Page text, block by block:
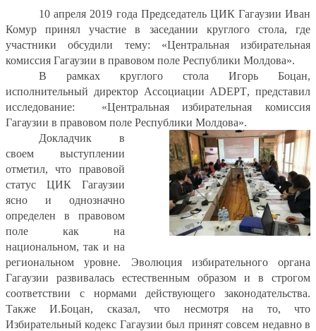
10 апреля 2019 года Председатель ЦИК Гагаузии Иван
Комур принял участие в заседании круглого стола, где
участники обсудили тему: «Центральная избирательная
комиссия Гагаузии в правовом поле Республики Молдова».
В рамках круглого стола Игорь Боцан,
исполнительный директор Ассоциации ADEPT, представил
исследование:
«Центральная избирательная комиссия
Гагаузии в правовом поле Республики Молдова».
Докладчик в
своем выступлении
отметил, что правовой
статус ЦИК Гагаузии
ясно и однозначно
определен в правовом
поле как на
национальном, так и на
региональном уровне. Эволюция избирательного органа
Гагаузии развивалась естественным образом и в строгом
соответствии с нормами действующего законодательства.
Также И.Боцан, сказал, что несмотря на то, что
Избирательный кодекс Гагаузии был принят совсем недавно в